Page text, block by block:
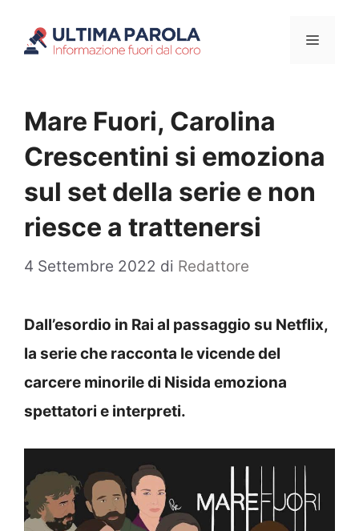
Menu
Mare Fuori, Carolina
Crescentini si emoziona
sul set della serie e non
riesce a trattenersi
4 Settembre 2022 di Redattore
Dall’esordio in Rai al passaggio su Netflix,
la serie che racconta le vicende del
carcere minorile di Nisida emoziona
spettatori e interpreti.